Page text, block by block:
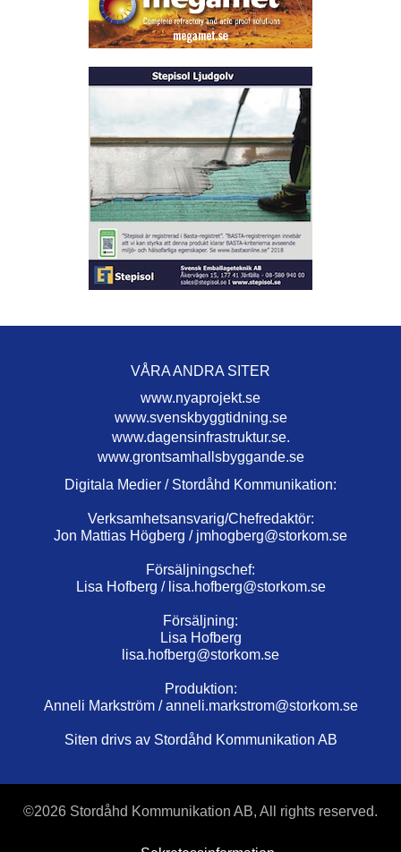
VÅRA ANDRA SITER
www.nyaprojekt.se
www.svenskbyggtidning.se
www.dagensinfrastruktur.se.
www.grontsamhallsbyggande.se
Digitala Medier / Stordåhd Kommunikation:
Verksamhetsansvarig/Chefredaktör:
Jon Mattias Högberg / jmhogberg@storkom.se
Försäljningschef:
Lisa Hofberg / lisa.hofberg@storkom.se
Försäljning:
Lisa Hofberg
lisa.hofberg@storkom.se
Produktion:
Anneli Markström /anneli.markstrom@storkom.se
Siten drivs av Stordåhd Kommunikation AB
©2026 Stordåhd Kommunikation AB, All rights reserved.